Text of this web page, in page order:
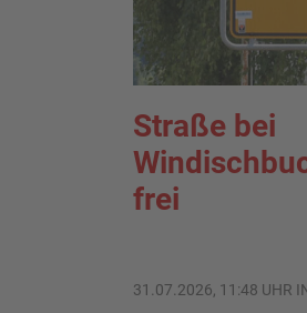
Straße bei
frei
31.07.2026, 11:48 UHR